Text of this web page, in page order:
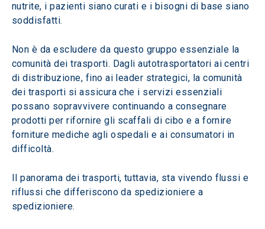
nutrite, i pazienti siano curati e i bisogni di base siano
soddisfatti.
Non è da escludere da questo gruppo essenziale la
comunità dei trasporti. Dagli autotrasportatori ai centri
di distribuzione, fino ai leader strategici, la comunità
dei trasporti si assicura che i servizi essenziali
possano sopravvivere continuando a consegnare
prodotti per rifornire gli scaffali di cibo e a fornire
forniture mediche agli ospedali e ai consumatori in
difficoltà.
Il panorama dei trasporti, tuttavia, sta vivendo flussi e
riflussi che differiscono da spedizioniere a
spedizioniere.